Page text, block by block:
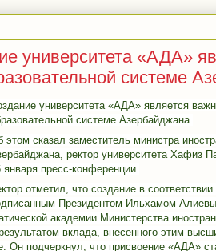
университета «АДА»
системе
университета «АДА» является
системе Азербайджана.
этом сказал заместитель министра
ректор университета Хафиз
января пресс-конференции.
отметил, что создание в
Президентом Ильхамом
академии Министерства
вклада, внесенного этим
Он подчеркнул, что присвоение «АДА»